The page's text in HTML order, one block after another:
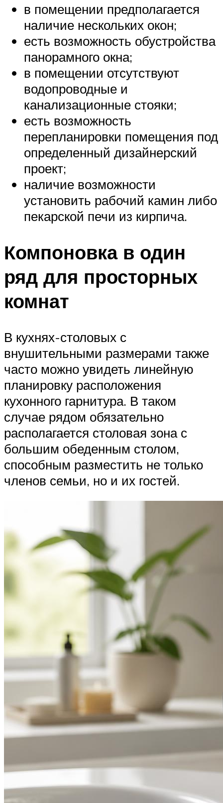
в помещении предполагается
наличие нескольких окон;
есть возможность обустройства
панорамного окна;
в помещении отсутствуют
водопроводные и
канализационные стояки;
есть возможность
перепланировки помещения под
определенный дизайнерский
проект;
наличие возможности
установить рабочий камин либо
пекарской печи из кирпича.
Компоновка в один
ряд для просторных
комнат
В кухнях-столовых с
внушительными размерами также
часто можно увидеть линейную
планировку расположения
кухонного гарнитура. В таком
случае рядом обязательно
располагается столовая зона с
большим обеденным столом,
способным разместить не только
членов семьи, но и их гостей.